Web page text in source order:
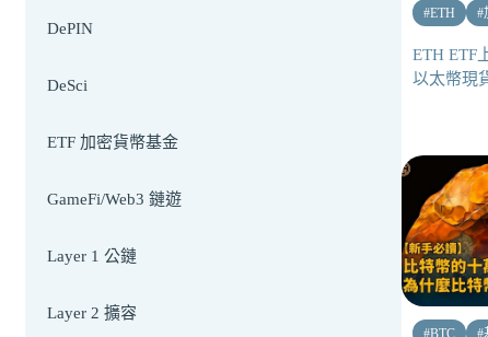
DePIN
DeSci
ETF 加密貨幣基金
GameFi/Web3 鏈遊
Layer 1 公鏈
Layer 2 擴容
#ETH #
ETH ETF
以太幣現
#BTC #